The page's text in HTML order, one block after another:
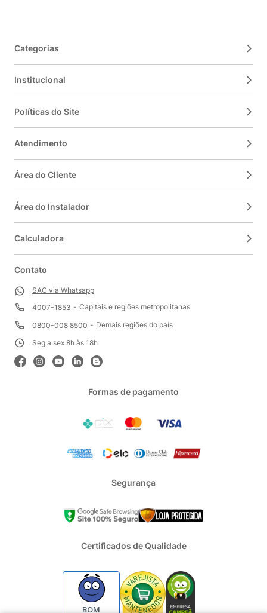
Categorias
Institucional
Políticas do Site
Atendimento
Área do Cliente
Área do Instalador
Calculadora
Contato
SAC via Whatsapp
4007-1853
Capitais e regiões metropolitanas
0800-008 8500
Demais regiões do país
Seg a sex 8h às 18h
Formas de pagamento
Segurança
Certificados de Qualidade
BOM